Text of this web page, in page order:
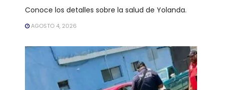
Conoce los detalles sobre la salud de Yolanda.
AGOSTO 4, 2026